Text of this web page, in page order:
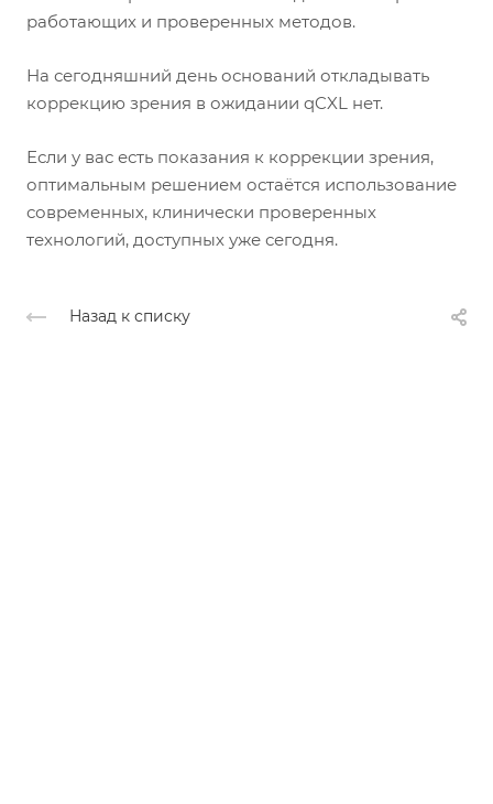
работающих и проверенных методов.
На сегодняшний день оснований откладывать
коррекцию зрения в ожидании qCXL нет.
Если у вас есть показания к коррекции зрения,
оптимальным решением остаётся использование
современных, клинически проверенных
технологий, доступных уже сегодня.
Назад к списку